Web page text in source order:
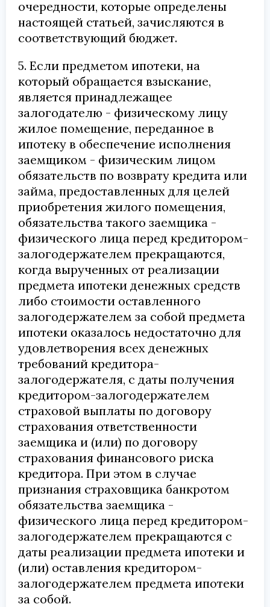
очередности, которые определены
настоящей статьей, зачисляются в
соответствующий бюджет.
5. Если предметом ипотеки, на
который обращается взыскание,
является принадлежащее
залогодателю - физическому лицу
жилое помещение, переданное в
ипотеку в обеспечение исполнения
заемщиком - физическим лицом
обязательств по возврату кредита или
займа, предоставленных для целей
приобретения жилого помещения,
обязательства такого заемщика -
физического лица перед кредитором-
залогодержателем прекращаются,
когда вырученных от реализации
предмета ипотеки денежных средств
либо стоимости оставленного
залогодержателем за собой предмета
ипотеки оказалось недостаточно для
удовлетворения всех денежных
требований кредитора-
залогодержателя, с даты получения
кредитором-залогодержателем
страховой выплаты по договору
страхования ответственности
заемщика и (или) по договору
страхования финансового риска
кредитора. При этом в случае
признания страховщика банкротом
обязательства заемщика -
физического лица перед кредитором-
залогодержателем прекращаются с
даты реализации предмета ипотеки и
(или) оставления кредитором-
залогодержателем предмета ипотеки
за собой.